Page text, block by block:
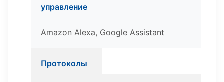
управление
Amazon Alexa, Google Assistant
Протоколы